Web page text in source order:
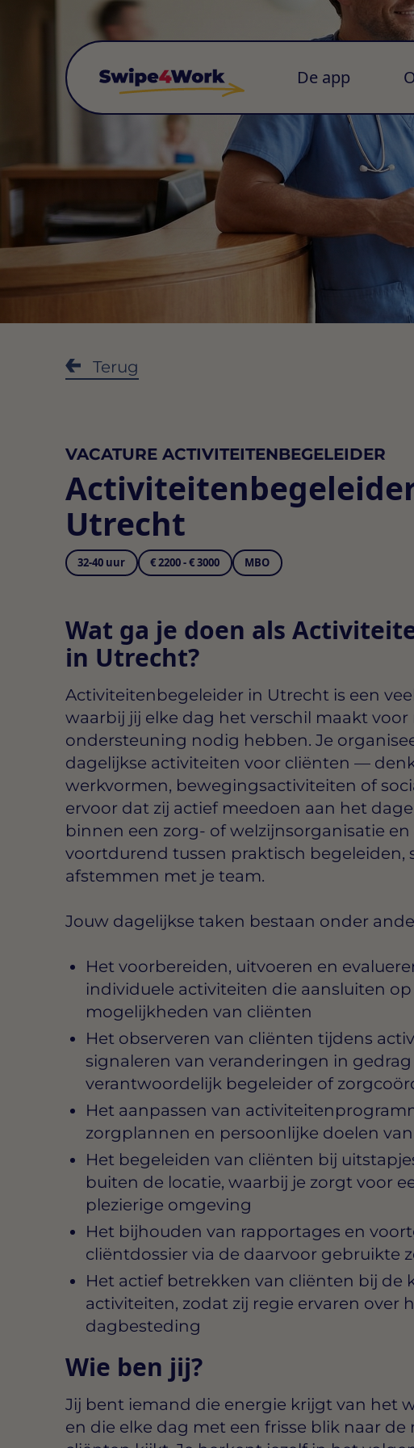
De app
Terug
VACATURE ACTIVITEITENBEGELEIDER
Utrecht
32-40 uur € 2200 - € 3000 MBO
Wat ga je doen als
in Utrecht?
Activiteitenbegeleider in Utrecht is een
waarbij jij elke dag het verschil maakt voor
ondersteuning nodig hebben. Je
dagelijkse activiteiten voor cliënten —
werkvormen, bewegingsactiviteiten of
ervoor dat zij actief meedoen aan het
binnen een zorg- of welzijnsorganisatie en
voortdurend tussen praktisch begeleiden,
afstemmen met je team.
Jouw dagelijkse taken bestaan onder
Het voorbereiden, uitvoeren en
individuele activiteiten die aansluiten
mogelijkheden van cliënten
Het observeren van cliënten tijdens
signaleren van veranderingen in
verantwoordelijk begeleider of
Het aanpassen van
zorgplannen en persoonlijke doelen
Het begeleiden van cliënten bij
buiten de locatie, waarbij je zorgt voor
plezierige omgeving
Het bijhouden van rapportages en
cliëntdossier via de daarvoor gebruikte
Het actief betrekken van cliënten bij de
activiteiten, zodat zij regie ervaren over
dagbesteding
Wie ben jij?
Jij bent iemand die energie krijgt van het
en die elke dag met een frisse blik naar